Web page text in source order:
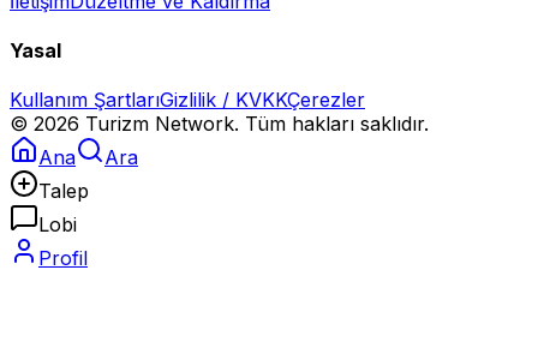
Yasal
Kullanım ŞartlarıGizlilik / KVKKÇerezler
© 2026 Turizm Network. Tüm hakları saklıdır.
Ana
Ara
Talep
Lobi
Profil